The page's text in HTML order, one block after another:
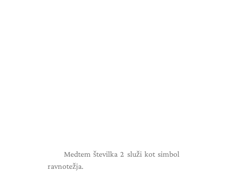
Medtem številka 2 služi kot simbol
ravnotežja.